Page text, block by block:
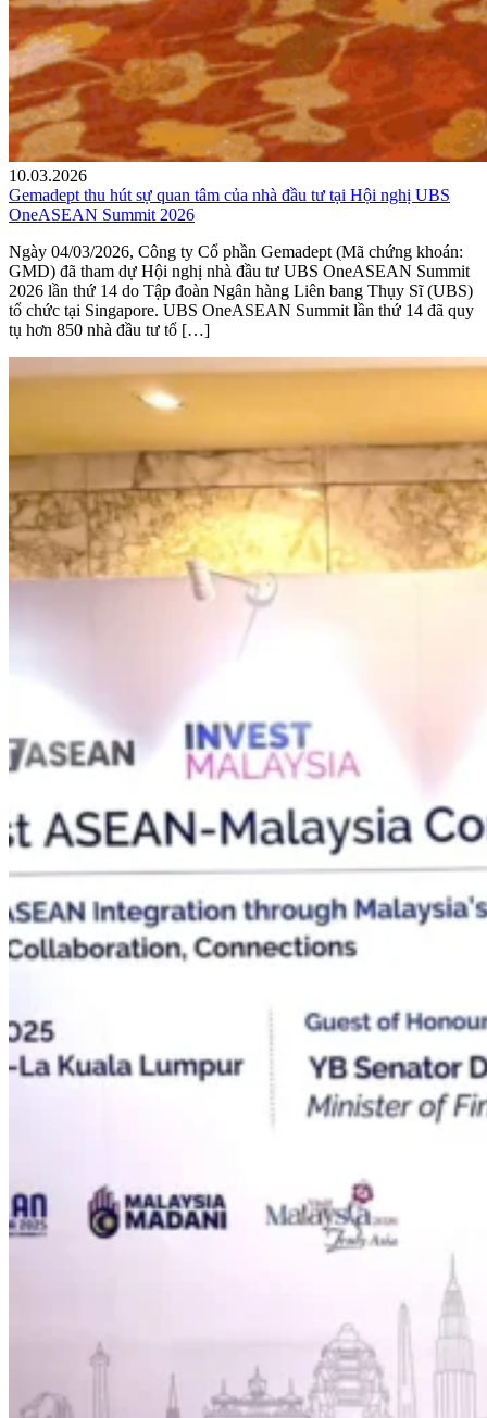
10.03.2026
Gemadept thu hút sự quan tâm của nhà đầu tư tại Hội nghị UBS
OneASEAN Summit 2026
Ngày 04/03/2026, Công ty Cổ phần Gemadept (Mã chứng khoán:
GMD) đã tham dự Hội nghị nhà đầu tư UBS OneASEAN Summit
2026 lần thứ 14 do Tập đoàn Ngân hàng Liên bang Thụy Sĩ (UBS)
tổ chức tại Singapore. UBS OneASEAN Summit lần thứ 14 đã quy
tụ hơn 850 nhà đầu tư tổ […]